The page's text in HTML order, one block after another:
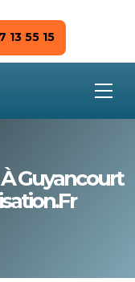
13 55 15
Guyancourt